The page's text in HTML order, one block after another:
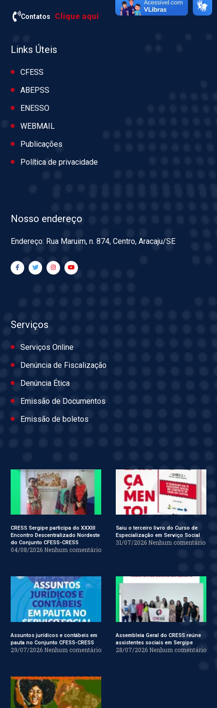
Contatos Clique aqui
Links Úteis
CFESS
ABEPSS
ENESSO
WEBMAIL
Publicações
Política de privacidade
Nosso endereço
Endereço: Rua Maruim, n. 874, Centro, Aracaju/SE
Serviços
Serviços Online
Denúncia de Fiscalização
Denúncia Ética
Emissão de Documentos
Emissão de boletos
CRESS Sergipe participa do XXXIII
Encontro Descentralizado Nordeste
do Conjunto CFESS-CRESS
04/08/2026 Nenhum comentário
Saiu o terceiro livro do Curso de
Especialização em Serviço Social
31/07/2026 Nenhum comentário
Assuntos jurídicos e contábeis em
pauta no Conjunto CFESS-CRESS
29/07/2026 Nenhum comentário
Assembleia Geral do CRESS reúne
assistentes sociais em Sergipe
28/07/2026 Nenhum comentário